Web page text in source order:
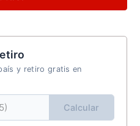
y retiro gratis en
Calcular